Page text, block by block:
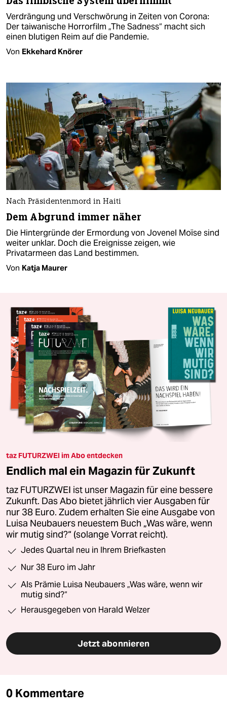
Verdrängung und Verschwörung in Zeiten von Corona:
Der taiwanische Horrorfilm „The Sadness“ macht sich
einen blutigen Reim auf die Pandemie.
Von Ekkehard Knörer
Nach Präsidentenmord in Haiti
Dem Abgrund immer näher
Die Hintergründe der Ermordung von Jovenel Moïse sind
weiter unklar. Doch die Ereignisse zeigen, wie
Privatarmeen das Land bestimmen.
Von Katja Maurer
taz FUTURZWEI im Abo entdecken
Endlich mal ein Magazin für Zukunft
taz FUTURZWEI ist unser Magazin für eine bessere
Zukunft. Das Abo bietet jährlich vier Ausgaben für
nur 38 Euro. Zudem erhalten Sie eine Ausgabe von
Luisa Neubauers neuestem Buch „Was wäre, wenn
wir mutig sind?“ (solange Vorrat reicht).
Jedes Quartal neu in Ihrem Briefkasten
Nur 38 Euro im Jahr
Als Prämie Luisa Neubauers „Was wäre, wenn wir
mutig sind?“
Herausgegeben von Harald Welzer
Jetzt abonnieren
0 Kommentare